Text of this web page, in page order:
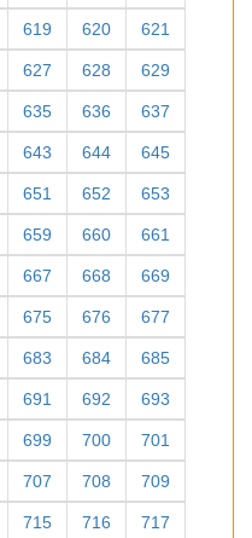
619 620 621
627 628 629
635 636 637
643 644 645
651 652 653
659 660 661
667 668 669
675 676 677
683 684 685
691 692 693
699 700 701
707 708 709
715 716 717